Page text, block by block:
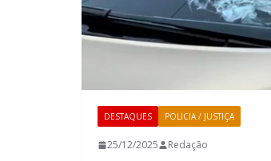
DESTAQUES POLICIA / JUSTIÇA
25/12/2025 Redação